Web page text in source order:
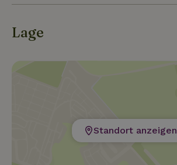
Lage
Standort anzeigen